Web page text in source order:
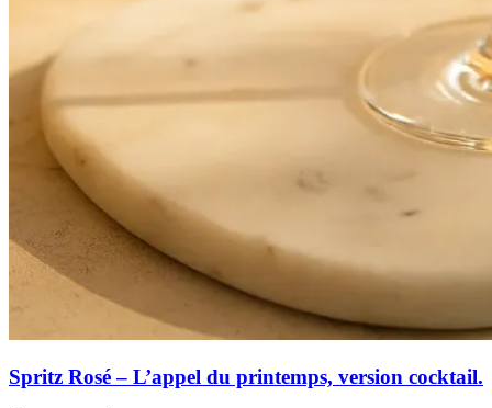
Spritz Rosé – L’appel du printemps, version cocktail.